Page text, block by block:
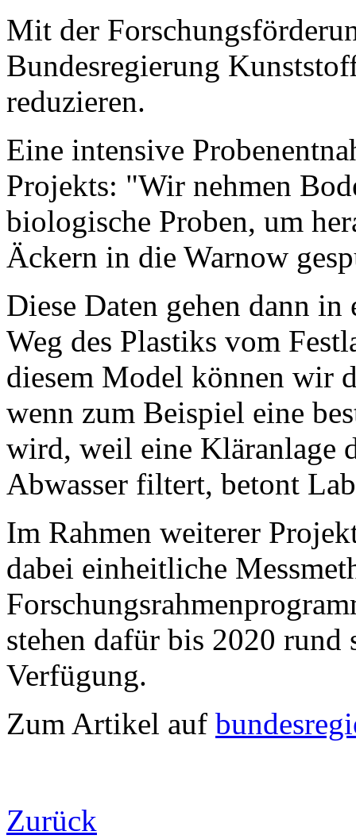
Mit der
Bundesregierung
reduzieren.
Eine intensive
Projekts: "Wir nehmen
biologische Proben, um
Äckern in die Warnow
Diese Daten gehen dann
Weg des Plastiks vom
diesem Model können wir
wenn zum Beispiel eine
wird, weil eine Kläranlage
Abwasser filtert, betont
Im Rahmen weiterer
dabei einheitliche
stehen dafür bis 2020
Verfügung.
Zum Artikel auf
Zurück